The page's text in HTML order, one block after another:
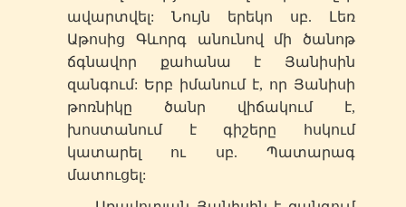
ավարտվել: Նույն երեկո սբ. Լեռ
Աթոսից Գևորգ անունով մի ծանոթ
ճգնավոր քահանա է Յանիսին
զանգում: Երբ իմանում է, որ Յանիսի
թոռնիկը ծանր վիճակում է,
խոստանում է գիշերը հսկում
կատարել ու սբ. Պատարագ
մատուցել: